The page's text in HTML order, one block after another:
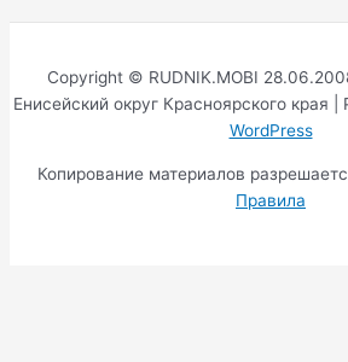
Copyright © RUDNIK.MOBI
Енисейский округ Красноярского края |
WordPress
Копирование материалов
Правила